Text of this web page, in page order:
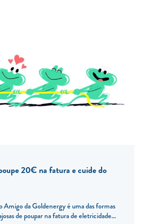
20€ na fatura e cuide do
Amigo da Goldenergy é uma das formas
de poupar na fatura de eletricidade...